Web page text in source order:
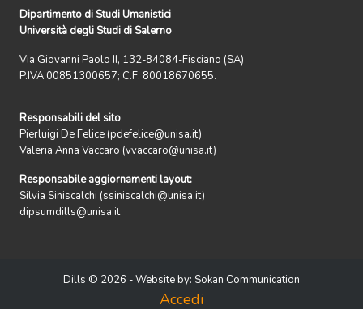
Dipartimento di Studi Umanistici
Università degli Studi di Salerno
Via Giovanni Paolo II, 132-84084-Fisciano (SA)
P.IVA 00851300657; C.F. 80018670655.
Responsabili del sito
Pierluigi De Felice (pdefelice@unisa.it)
Valeria Anna Vaccaro (vvaccaro@unisa.it)
Responsabile aggiornamenti layout:
Silvia Siniscalchi (ssiniscalchi@unisa.it)
dipsumdills@unisa.it
Dills © 2026 - Website by: Sokan Communication
Accedi